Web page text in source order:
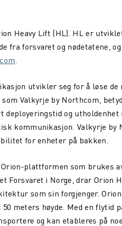
Heavy Lift (HL). HL er
fra forsvaret og nødetatene,
.
utvikler seg for å løse de
Valkyrje by Northcom,
og utholdenhet
kommunikasjon. Valkyrje by
for enheter på bakken.
plattformen som brukes
Forsvaret i Norge, drar Orion
som sin forgjenger.
50 meters høyde. Med en flytid
og kan etableres på